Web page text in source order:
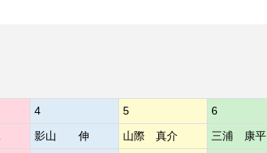
4 5 6
影山 伸 山際 真介 三浦 康平